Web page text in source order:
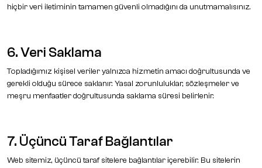
hiçbir veri iletiminin tamamen güvenli olmadığını da unutmamalısınız.
6. Veri Saklama
Topladığımız kişisel veriler yalnızca hizmetin amacı doğrultusunda ve
gerekli olduğu sürece saklanır. Yasal zorunluluklar, sözleşmeler ve
meşru menfaatler doğrultusunda saklama süresi belirlenir.
7. Üçüncü Taraf Bağlantılar
Web sitemiz, üçüncü taraf sitelere bağlantılar içerebilir. Bu sitelerin